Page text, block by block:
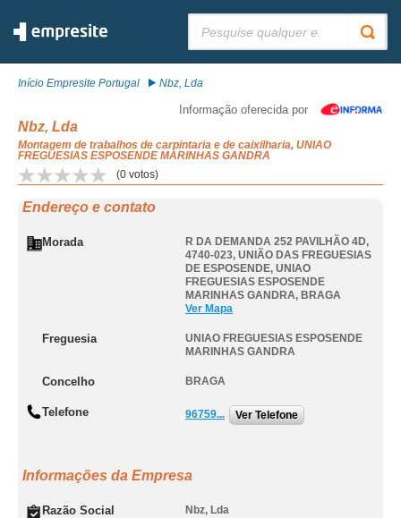
Início Empresite Portugal Nbz, Lda
Informação oferecida por
Nbz, Lda
Montagem de trabalhos de carpintaria e de caixilharia, UNIAO
FREGUESIAS ESPOSENDE MARINHAS GANDRA
(0 votos)
Endereço e contato
Morada
R DA DEMANDA 252 PAVILHÃO 4D,
4740-023, UNIÃO DAS FREGUESIAS
DE ESPOSENDE, UNIAO
FREGUESIAS ESPOSENDE
MARINHAS GANDRA, BRAGA
Ver Mapa
Freguesia
UNIAO FREGUESIAS ESPOSENDE
MARINHAS GANDRA
Concelho BRAGA
Telefone 96759... Ver Telefone
Informações da Empresa
Razão Social Nbz, Lda